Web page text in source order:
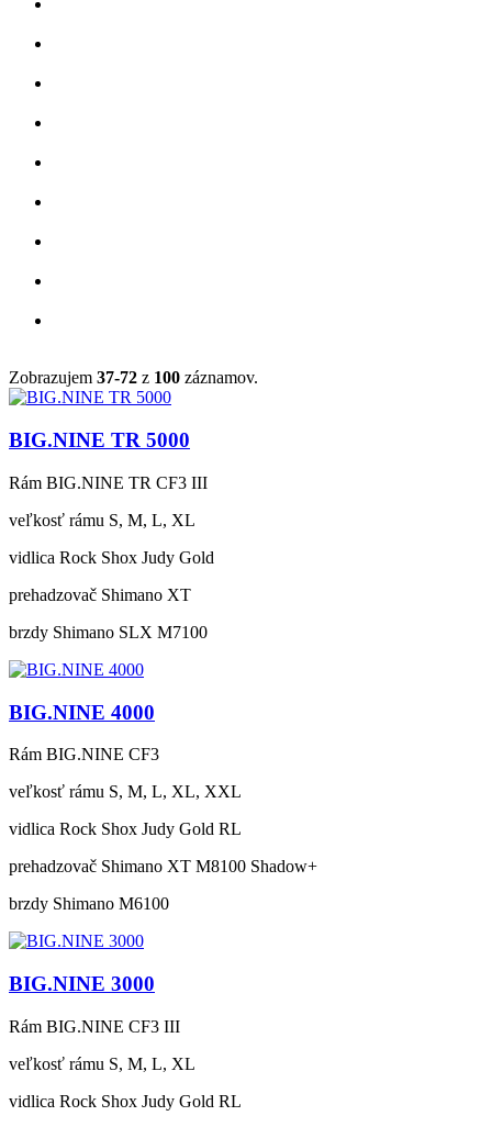
Zobrazujem 37-72 z 100 záznamov.
BIG.NINE TR 5000
Rám BIG.NINE TR CF3 III
veľkosť rámu S, M, L, XL
vidlica Rock Shox Judy Gold
prehadzovač Shimano XT
brzdy Shimano SLX M7100
BIG.NINE 4000
Rám BIG.NINE CF3
veľkosť rámu S, M, L, XL, XXL
vidlica Rock Shox Judy Gold RL
prehadzovač Shimano XT M8100 Shadow+
brzdy Shimano M6100
BIG.NINE 3000
Rám BIG.NINE CF3 III
veľkosť rámu S, M, L, XL
vidlica Rock Shox Judy Gold RL